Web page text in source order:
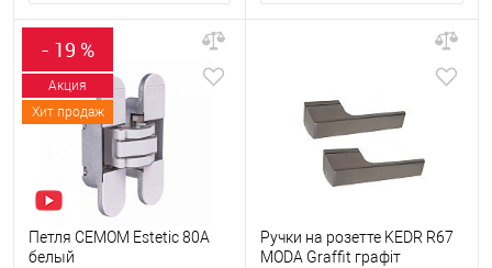
- 19 %
Акция
Хит продаж
Петля CEMOM Estetic 80A
белый
Ручки на розетте KEDR R67
MODA Graffit графіт